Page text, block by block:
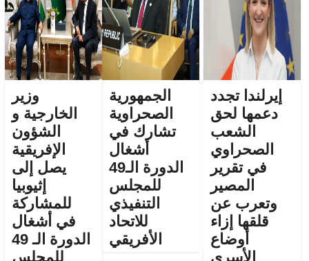
إيرلندا تجدد
دعمها لحق
الشعب
الصحراوي
في تقرير
المصير
وتعرب عن
قلقها إزاء
أوضاع
الأسرى
الجمهورية
الصحراوية
تشارك في
أشغال
الدورة الـ49
للمجلس
التنفيذي
للاتحاد
الأفريقي
وزير
الخارجية و
الشؤون
الإفريقية
يصل إلى
إثيوبيا
للمشاركة
في أشغال
الدورة الـ 49
للمجلس